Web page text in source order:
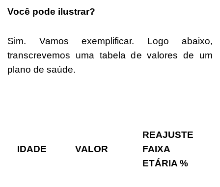
Você pode ilustrar?
Sim. Vamos exemplificar. Logo abaixo,
transcrevemos uma tabela de valores de um
plano de saúde.
IDADE VALOR
REAJUSTE
FAIXA
ETÁRIA %